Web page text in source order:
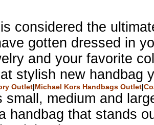
considered the
gotten dressed in
and your favorite
stylish new handbag
Outlet|Michael Kors Handbags Outlet|
small, medium and
handbag that stands